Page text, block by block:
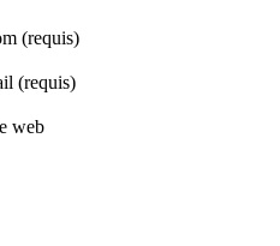
(requis)
(requis)
web